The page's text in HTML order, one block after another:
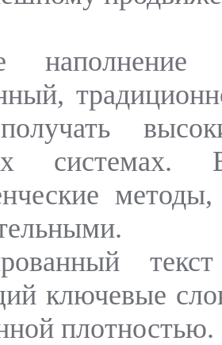
системах.
ключевые
плотностью.